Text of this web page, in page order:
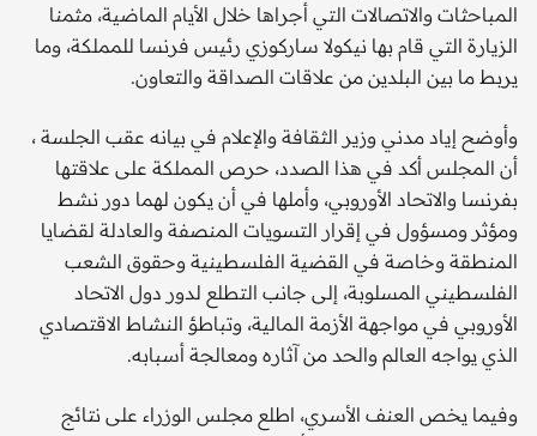
المباحثات والاتصالات التي أجراها خلال الأيام الماضية، مثمنا
الزيارة التي قام بها نيكولا ساركوزي رئيس فرنسا للمملكة، وما
يربط ما بين البلدين من علاقات الصداقة والتعاون.
وأوضح إياد مدني وزير الثقافة والإعلام في بيانه عقب الجلسة ،
أن المجلس أكد في هذا الصدد، حرص المملكة على علاقتها
بفرنسا والاتحاد الأوروبي، وأملها في أن يكون لهما دور نشط
ومؤثر ومسؤول في إقرار التسويات المنصفة والعادلة لقضايا
المنطقة وخاصة في القضية الفلسطينية وحقوق الشعب
الفلسطيني المسلوبة، إلى جانب التطلع لدور دول الاتحاد
الأوروبي في مواجهة الأزمة المالية، وتباطؤ النشاط الاقتصادي
الذي يواجه العالم والحد من آثاره ومعالجة أسبابه.
وفيما يخص العنف الأسري، اطلع مجلس الوزراء على نتائج